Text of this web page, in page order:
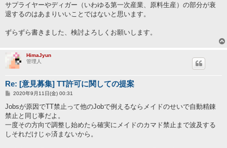
サプライヤーやディガー（いわゆる第一次産業、原料生産）の部分が衰
退するのはあまりいいことではないと思います。
ずらずら書きました、検討よろしくお願いします。
HimaJyun
管理人
Re: [意見募集] TT許可に関しての提案
投
記
事
2020年9月11日(金) 00:31
Jobsが原因でTT禁止って他のJobで例えるならメイドのせいで自動精錬
禁止と同じ事だよ。
一度その方向で調整し始めたら確実にメイドのカマド禁止まで波及する
しそれだけじゃ済まないから。